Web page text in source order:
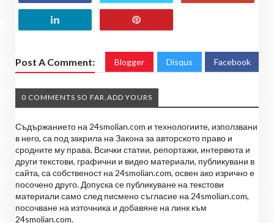
Post A Comment: Blogger Disqus Facebook
0 COMMENTS SO FAR,ADD YOURS
Съдържанието на 24smolian.com и технологиите, използвани
в него, са под закрила на Закона за авторското право и
сродните му права. Всички статии, репортажи, интервюта и
други текстови, графични и видео материали, публикувани в
сайта, са собственост на 24smolian.com, освен ако изрично е
посочено друго. Допуска се публикуване на текстови
материали само след писмено съгласие на 24smolian.com,
посочване на източника и добавяне на линк към
24smolian.com.